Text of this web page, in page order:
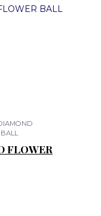
FLOWER